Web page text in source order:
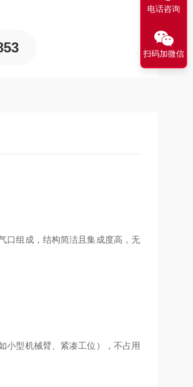
口组成，结构简洁且集成度高，无
小型机械臂、紧凑工位），不占用
电话咨询
扫码加微信